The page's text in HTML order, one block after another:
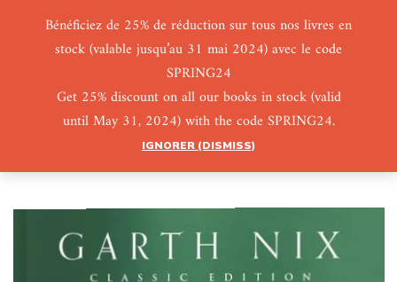
Bénéficiez de 25% de réduction sur tous nos livres en
stock (valable jusqu’au 31 mai 2024) avec le code
SPRING24
Get 25% discount on all our books in stock (valid
until May 31, 2024) with the code SPRING24.
IGNORER (DISMISS)
0 0